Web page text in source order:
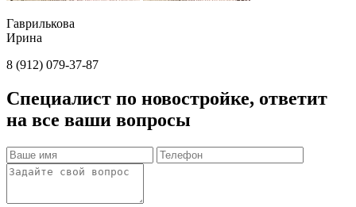
Гаврилькова
Ирина
8 (912) 079-37-87
Специалист по новостройке, ответит
на все ваши вопросы